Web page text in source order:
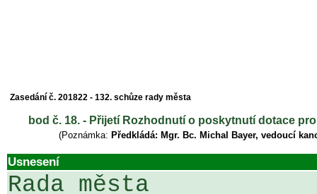
Zasedání č. 201822 - 132. schůze rady města
bod č. 18. - Přijetí Rozhodnutí o poskytnutí dotace
(Poznámka: Předkládá: Mgr. Bc. Michal Bayer, vedoucí
Usnesení
Rada města